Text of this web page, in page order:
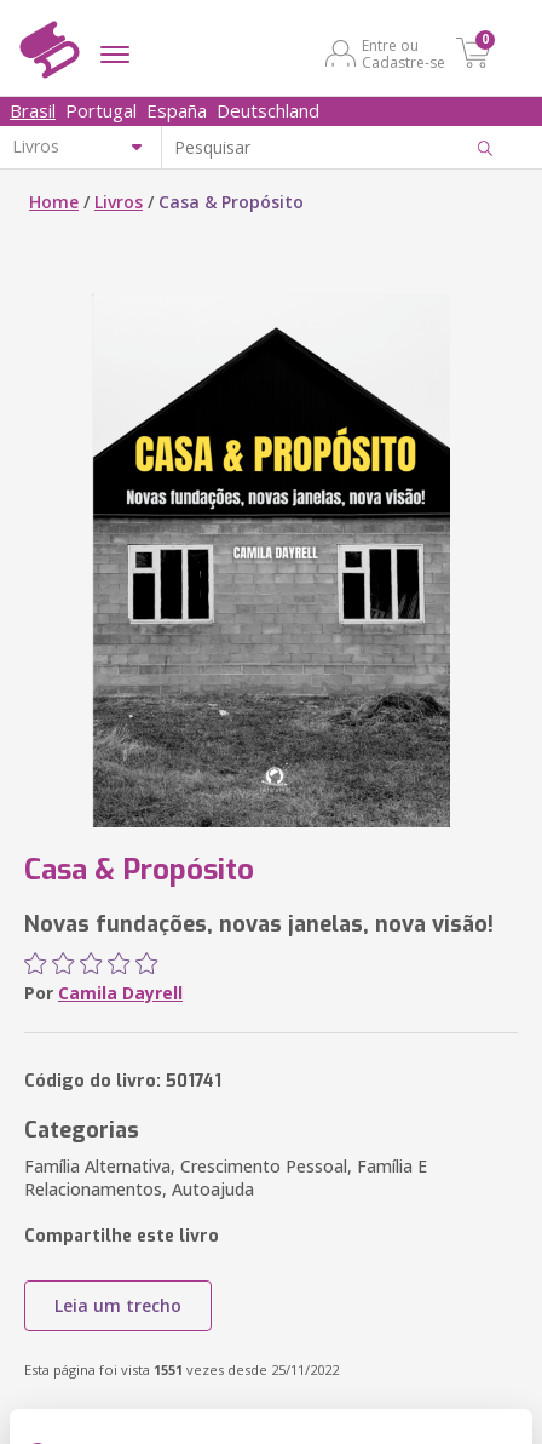
Entre ou
Cadastre-se
0
Brasil Portugal España Deutschland
Home / Livros / Casa & Propósito
Casa & Propósito
Novas fundações, novas janelas, nova visão!
Por Camila Dayrell
Código do livro: 501741
Categorias
Família Alternativa, Crescimento Pessoal, Família E
Relacionamentos, Autoajuda
Compartilhe este livro
Leia um trecho
Esta página foi vista 1551 vezes desde 25/11/2022